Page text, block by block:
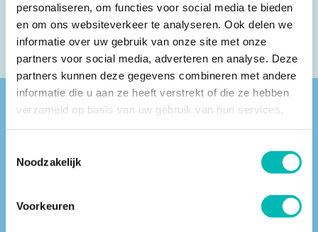
personaliseren, om functies voor social media te bieden
en om ons websiteverkeer te analyseren. Ook delen we
informatie over uw gebruik van onze site met onze
partners voor social media, adverteren en analyse. Deze
partners kunnen deze gegevens combineren met andere
informatie die u aan ze heeft verstrekt of die ze hebben
verzameld op basis van uw gebruik van hun services.
Noodzakelijk
Voorkeuren
Vind een VLR-vakbedrijf bij jou in de buurt